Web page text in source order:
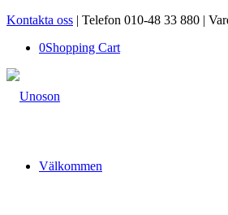
Kontakta oss | Telefon 010-48 33 880 |
0Shopping Cart
Välkommen